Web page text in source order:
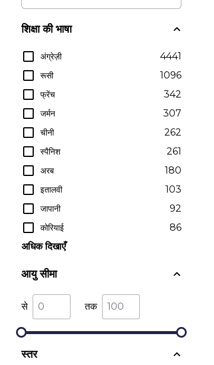
शिक्षा की भाषा
अंग्रेज़ी 4441
रूसी 1096
फ्रेंच 342
जर्मन 307
चीनी 262
स्पैनिश 261
अरब 180
इतालवी 103
जापानी 92
कोरियाई
86
अधिक दिखाएँ
आयु सीमा
से तक
स्तर